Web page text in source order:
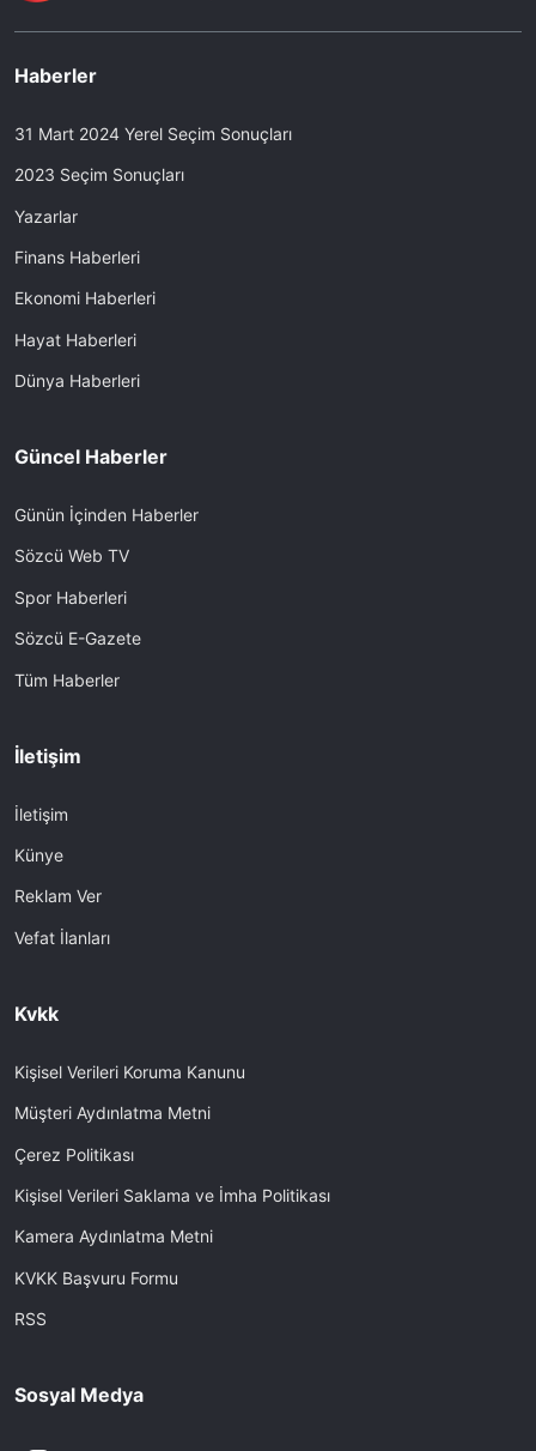
Haberler
31 Mart 2024 Yerel Seçim Sonuçları
2023 Seçim Sonuçları
Yazarlar
Finans Haberleri
Ekonomi Haberleri
Hayat Haberleri
Dünya Haberleri
Güncel Haberler
Günün İçinden Haberler
Sözcü Web TV
Spor Haberleri
Sözcü E-Gazete
Tüm Haberler
İletişim
İletişim
Künye
Reklam Ver
Vefat İlanları
Kvkk
Kişisel Verileri Koruma Kanunu
Müşteri Aydınlatma Metni
Çerez Politikası
Kişisel Verileri Saklama ve İmha Politikası
Kamera Aydınlatma Metni
KVKK Başvuru Formu
RSS
Sosyal Medya